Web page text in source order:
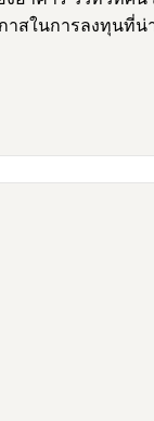
าสในการลงทุนที่น่